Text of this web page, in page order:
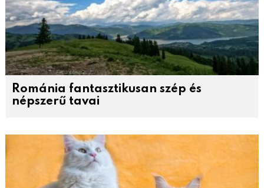
Románia fantasztikusan szép és
népszerű tavai